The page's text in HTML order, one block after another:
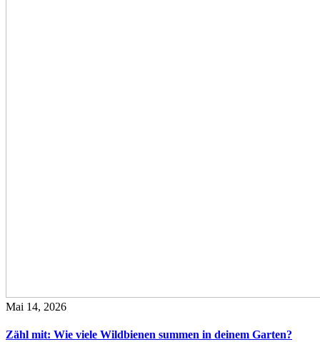
Mai 14, 2026
Zähl mit: Wie viele Wildbienen summen in deinem Garten?